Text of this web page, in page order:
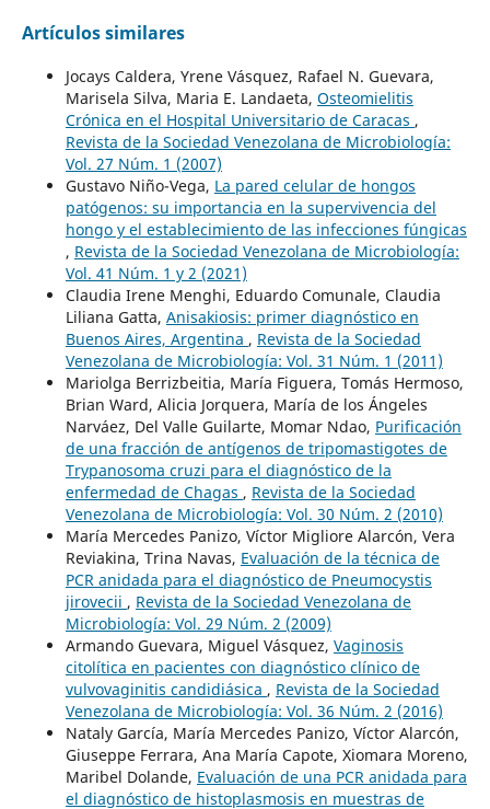
Artículos similares
Jocays Caldera, Yrene Vásquez, Rafael N. Guevara,
Marisela Silva, Maria E. Landaeta, Osteomielitis
Crónica en el Hospital Universitario de Caracas ,
Revista de la Sociedad Venezolana de Microbiología:
Vol. 27 Núm. 1 (2007)
Gustavo Niño-Vega, La pared celular de hongos
patógenos: su importancia en la supervivencia del
hongo y el establecimiento de las infecciones fúngicas
, Revista de la Sociedad Venezolana de Microbiología:
Vol. 41 Núm. 1 y 2 (2021)
Claudia Irene Menghi, Eduardo Comunale, Claudia
Liliana Gatta, Anisakiosis: primer diagnóstico en
Buenos Aires, Argentina , Revista de la Sociedad
Venezolana de Microbiología: Vol. 31 Núm. 1 (2011)
Mariolga Berrizbeitia, María Figuera, Tomás Hermoso,
Brian Ward, Alicia Jorquera, María de los Ángeles
Narváez, Del Valle Guilarte, Momar Ndao, Purificación
de una fracción de antígenos de tripomastigotes de
Trypanosoma cruzi para el diagnóstico de la
enfermedad de Chagas , Revista de la Sociedad
Venezolana de Microbiología: Vol. 30 Núm. 2 (2010)
María Mercedes Panizo, Víctor Migliore Alarcón, Vera
Reviakina, Trina Navas, Evaluación de la técnica de
PCR anidada para el diagnóstico de Pneumocystis
jirovecii , Revista de la Sociedad Venezolana de
Microbiología: Vol. 29 Núm. 2 (2009)
Armando Guevara, Miguel Vásquez, Vaginosis
citolítica en pacientes con diagnóstico clínico de
vulvovaginitis candidiásica , Revista de la Sociedad
Venezolana de Microbiología: Vol. 36 Núm. 2 (2016)
Nataly García, María Mercedes Panizo, Víctor Alarcón,
Giuseppe Ferrara, Ana María Capote, Xiomara Moreno,
Maribel Dolande, Evaluación de una PCR anidada para
el diagnóstico de histoplasmosis en muestras de